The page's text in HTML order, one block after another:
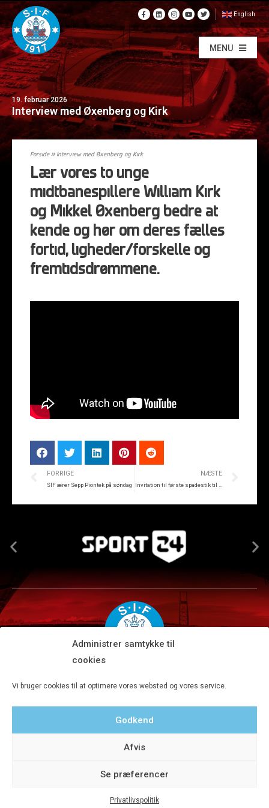
Administrer samtykke til
cookies
Vi bruger cookies til at optimere vores websted og vores service.
Godkend
Afvis
Se præferencer
Privatlivspolitik
English
MENU
19. februar 2026
Interview med Øxenberg og Kirk
Forside»Interview med Øxenberg og Kirk
Lær vores to unge
midtbanespillere William Kirk
og Mikkel Øxenberg bedre at
kende og hør om deres fælles
fortid, ligheder/forskelle og
fremtidsdrømmene.
FORRIGE
SIF ærer Sepp Piontek på søndag
NÆSTE
Tlf 8680 4477 · Fax 8680 4647 · Kontortid man-fre kl. 9-15
© 2020 Silkeborg IF A/S - Designet af Aveo - web&marketing